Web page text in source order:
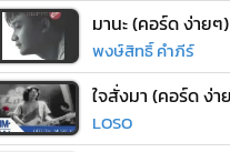
มานะ (คอร์ด ง่ายๆ)
พงษ์สิทธิ์ คำภีร์
ใจสั่งมา (คอร์ด ง่า
LOSO